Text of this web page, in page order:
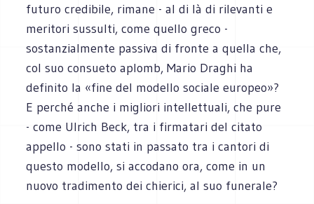
futuro credibile, rimane - al di là di rilevanti e
meritori sussulti, come quello greco -
sostanzialmente passiva di fronte a quella che,
col suo consueto aplomb, Mario Draghi ha
definito la «fine del modello sociale europeo»?
E perché anche i migliori intellettuali, che pure
- come Ulrich Beck, tra i firmatari del citato
appello - sono stati in passato tra i cantori di
questo modello, si accodano ora, come in un
nuovo tradimento dei chierici, al suo funerale?